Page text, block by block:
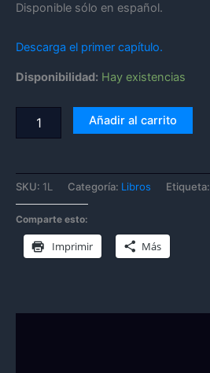
Disponible sólo en español.
Descarga el primer capítulo.
Disponibilidad: Hay existencias
Añadir al carrito
SKU: 1L Categoría: Libros Etiqueta:
Comparte esto:
Imprimir Más